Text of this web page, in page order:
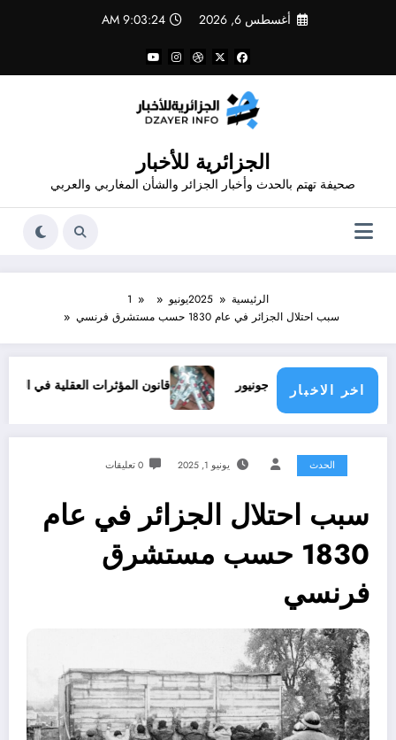
أغسطس 6, 2026 9:03:24 AM
الجزائرية للأخبار
صحيفة تهتم بالحدث وأخبار الجزائر والشأن المغاربي والعربي
الرئيسية 2025يونيو
1
سبب احتلال الجزائر في عام 1830 حسب مستشرق فرنسي
اخر الاخبار
فينيسيوس جونيور قانون المؤثرات العقلية في الجزائر
الحدث يونيو 1, 2025 0 تعليقات
سبب احتلال الجزائر في عام
1830 حسب مستشرق
فرنسي